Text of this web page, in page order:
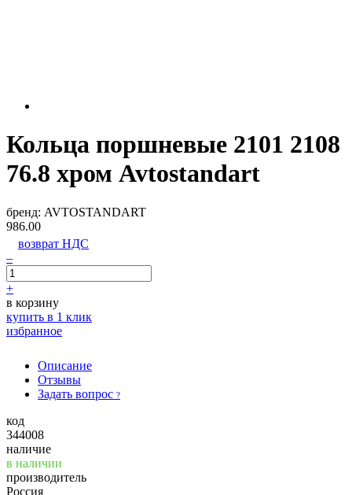
Кольца поршневые 2101 2108
76.8 хром Avtostandart
бренд: AVTOSTANDART
986.00
возврат НДС
–
+
в корзину
купить в 1 клик
избранное
Описание
Отзывы
Задать вопрос ?
код
344008
наличие
в наличии
производитель
Россия